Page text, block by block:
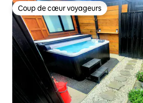
Coup de cœur voyageurs
Coup de cœur voyageurs